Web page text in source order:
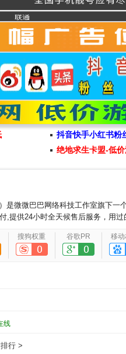
抖音快手小红书粉
绝地求生卡盟-低
是微微巴巴网络科技工作室旗下
,提供24小时全天候售后服务，用过
搜狗权重 谷歌PR 移
线
行 >